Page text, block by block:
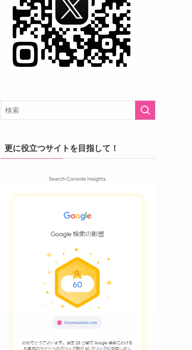
更に役立つサイトを目指して！